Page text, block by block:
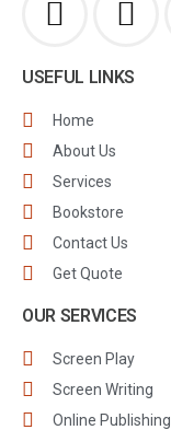
USEFUL LINKS
Home
About Us
Services
Bookstore
Contact Us
Get Quote
OUR SERVICES
Screen Play
Screen Writing
Online Publishing